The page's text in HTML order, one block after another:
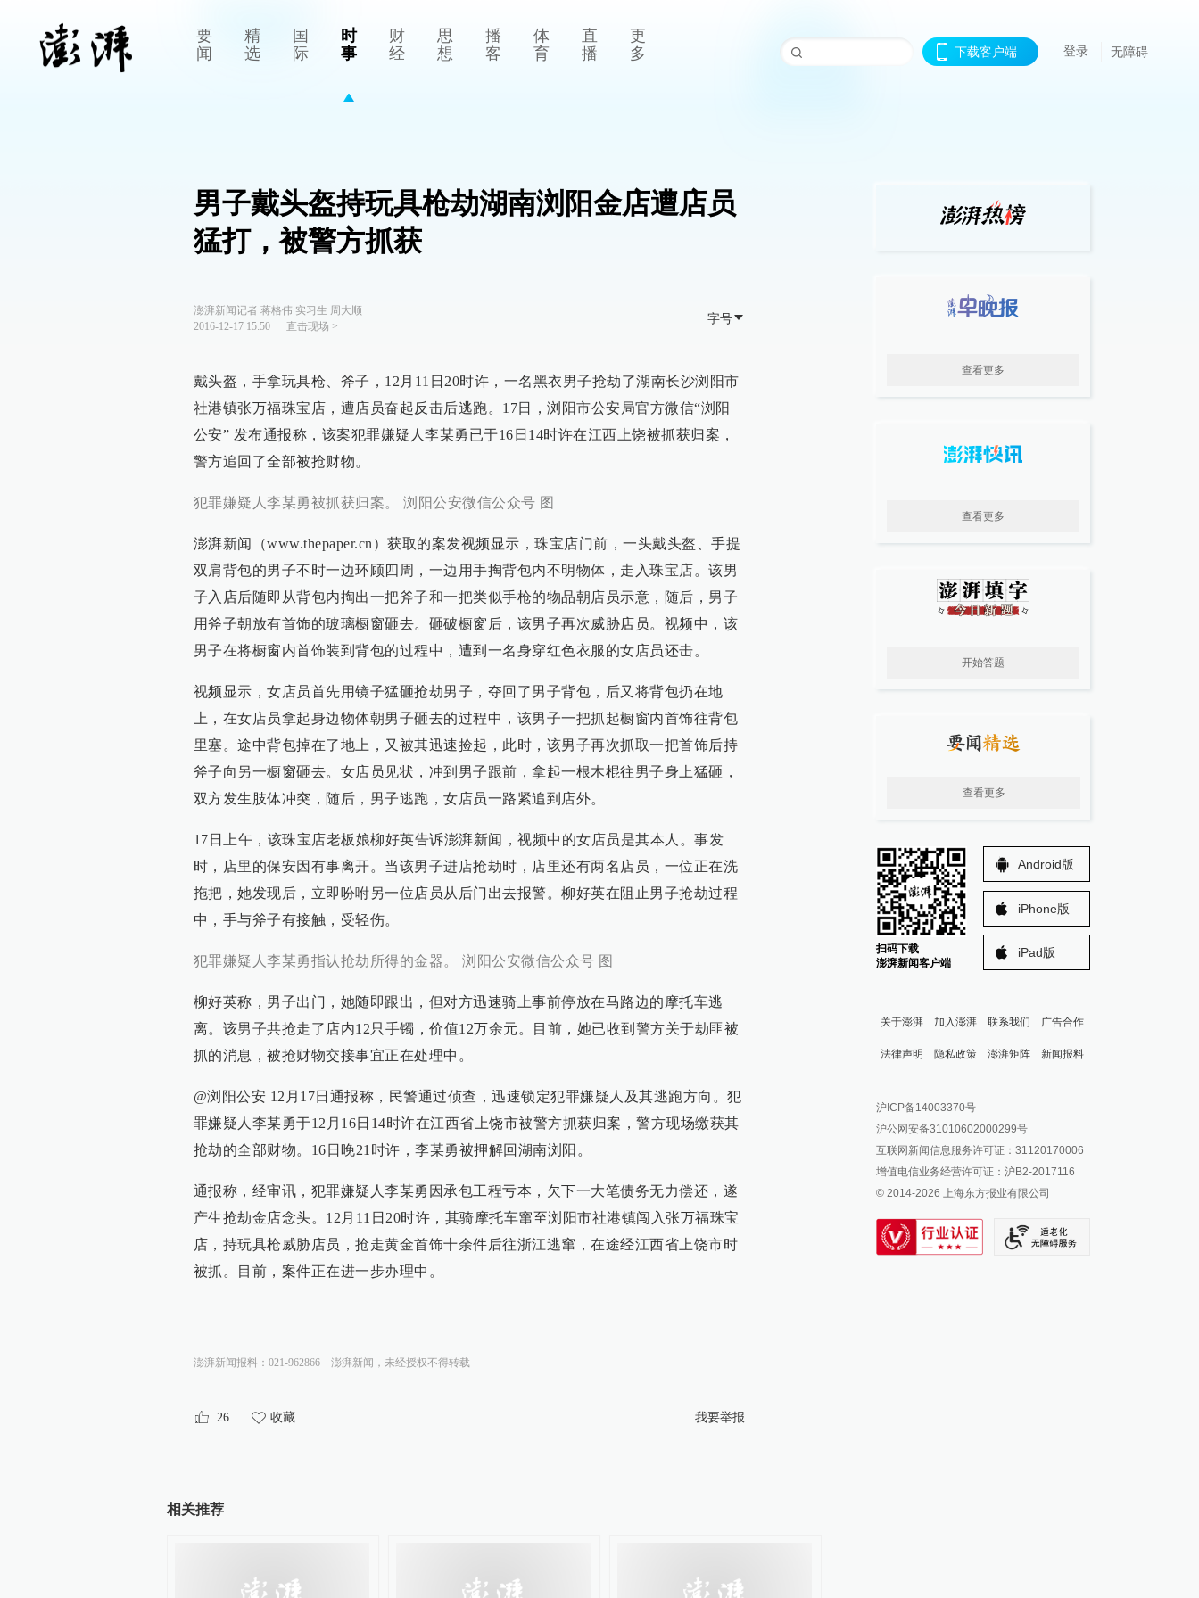
要
闻
精
选
国
际
时
事
财
经
思
想
播
客
体
育
直
播
更
多
下载客户端 登录 无障碍
男子戴头盔持玩具枪劫湖南浏阳金店遭店员
猛打，被警方抓获
澎湃新闻记者 蒋格伟 实习生 周大顺
2016-12-17 15:50
直击现场 >
字号
戴头盔，手拿玩具枪、斧子，12月11日20时许，一名黑衣男子抢劫了湖南长沙浏阳市
社港镇张万福珠宝店，遭店员奋起反击后逃跑。17日，浏阳市公安局官方微信“浏阳
公安” 发布通报称，该案犯罪嫌疑人李某勇已于16日14时许在江西上饶被抓获归案，
警方追回了全部被抢财物。
犯罪嫌疑人李某勇被抓获归案。 浏阳公安微信公众号 图
澎湃新闻（www.thepaper.cn）获取的案发视频显示，珠宝店门前，一头戴头盔、手提
双肩背包的男子不时一边环顾四周，一边用手掏背包内不明物体，走入珠宝店。该男
子入店后随即从背包内掏出一把斧子和一把类似手枪的物品朝店员示意，随后，男子
用斧子朝放有首饰的玻璃橱窗砸去。砸破橱窗后，该男子再次威胁店员。视频中，该
男子在将橱窗内首饰装到背包的过程中，遭到一名身穿红色衣服的女店员还击。
视频显示，女店员首先用镜子猛砸抢劫男子，夺回了男子背包，后又将背包扔在地
上，在女店员拿起身边物体朝男子砸去的过程中，该男子一把抓起橱窗内首饰往背包
里塞。途中背包掉在了地上，又被其迅速捡起，此时，该男子再次抓取一把首饰后持
斧子向另一橱窗砸去。女店员见状，冲到男子跟前，拿起一根木棍往男子身上猛砸，
双方发生肢体冲突，随后，男子逃跑，女店员一路紧追到店外。
17日上午，该珠宝店老板娘柳好英告诉澎湃新闻，视频中的女店员是其本人。事发
时，店里的保安因有事离开。当该男子进店抢劫时，店里还有两名店员，一位正在洗
拖把，她发现后，立即吩咐另一位店员从后门出去报警。柳好英在阻止男子抢劫过程
中，手与斧子有接触，受轻伤。
犯罪嫌疑人李某勇指认抢劫所得的金器。 浏阳公安微信公众号 图
柳好英称，男子出门，她随即跟出，但对方迅速骑上事前停放在马路边的摩托车逃
离。该男子共抢走了店内12只手镯，价值12万余元。目前，她已收到警方关于劫匪被
抓的消息，被抢财物交接事宜正在处理中。
@浏阳公安 12月17日通报称，民警通过侦查，迅速锁定犯罪嫌疑人及其逃跑方向。犯
罪嫌疑人李某勇于12月16日14时许在江西省上饶市被警方抓获归案，警方现场缴获其
抢劫的全部财物。16日晚21时许，李某勇被押解回湖南浏阳。
通报称，经审讯，犯罪嫌疑人李某勇因承包工程亏本，欠下一大笔债务无力偿还，遂
产生抢劫金店念头。12月11日20时许，其骑摩托车窜至浏阳市社港镇闯入张万福珠宝
店，持玩具枪威胁店员，抢走黄金首饰十余件后往浙江逃窜，在途经江西省上饶市时
被抓。目前，案件正在进一步办理中。
澎湃新闻报料：021-962866 澎湃新闻，未经授权不得转载
26 收藏 我要举报
相关推荐
查看更多
查看更多
开始答题
查看更多
扫码下载
澎湃新闻客户端
Android版
iPhone版
iPad版
关于澎湃 加入澎湃 联系我们 广告合作
法律声明 隐私政策 澎湃矩阵
澎湃新闻公众号
澎湃新闻抖音号
派生万物开放平台
IP SHANGHAI
SIXTH TONE
新闻报料
报料邮箱: news@thepaper.cn
沪ICP备14003370号
沪公网安备31010602000299号
互联网新闻信息服务许可证：31120170006
增值电信业务经营许可证：沪B2-2017116
© 2014-2026 上海东方报业有限公司